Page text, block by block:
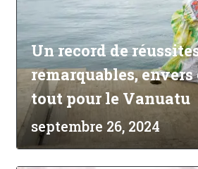
Un record de
remarquables,
tout pour le Vanuatu
septembre 26, 2024